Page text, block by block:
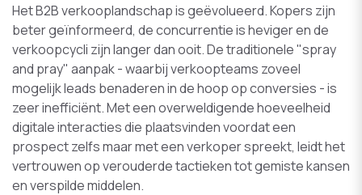
Het B2B verkooplandschap is geëvolueerd. Kopers zijn
beter geïnformeerd, de concurrentie is heviger en de
verkoopcycli zijn langer dan ooit. De traditionele "spray
and pray" aanpak - waarbij verkoopteams zoveel
mogelijk leads benaderen in de hoop op conversies - is
zeer inefficiënt. Met een overweldigende hoeveelheid
digitale interacties die plaatsvinden voordat een
prospect zelfs maar met een verkoper spreekt, leidt het
vertrouwen op verouderde tactieken tot gemiste kansen
en verspilde middelen.